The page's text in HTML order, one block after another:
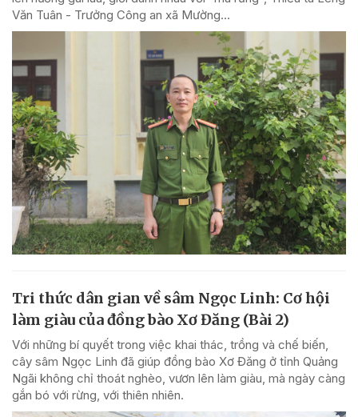
Văn Tuân - Trưởng Công an xã Mường...
Tri thức dân gian về sâm Ngọc Linh: Cơ hội
làm giàu của đồng bào Xơ Đăng (Bài 2)
Với những bí quyết trong việc khai thác, trồng và chế biến,
cây sâm Ngọc Linh đã giúp đồng bào Xơ Đăng ở tỉnh Quảng
Ngãi không chỉ thoát nghèo, vươn lên làm giàu, mà ngày càng
gắn bó với rừng, với thiên nhiên.